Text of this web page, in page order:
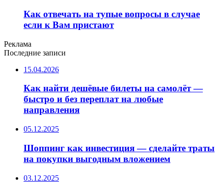
Как отвечать на тупые вопросы в случае
если к Вам пристают
Реклама
Последние записи
15.04.2026
Как найти дешёвые билеты на самолёт —
быстро и без переплат на любые
направления
05.12.2025
Шоппинг как инвестиция — сделайте траты
на покупки выгодным вложением
03.12.2025